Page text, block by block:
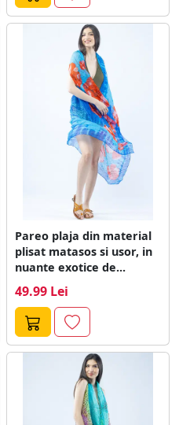
Pareo plaja din material
plisat matasos si usor, in
nuante exotice de...
49.99 Lei